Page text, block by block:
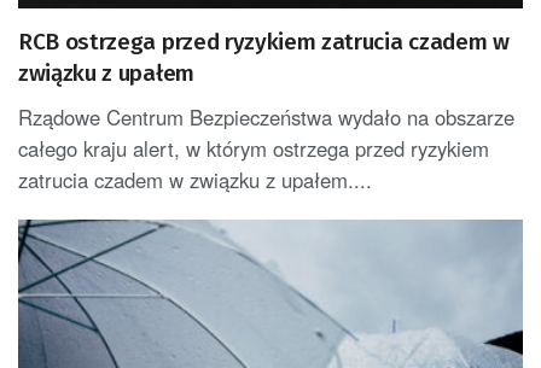
RCB ostrzega przed ryzykiem zatrucia czadem w
związku z upałem
Rządowe Centrum Bezpieczeństwa wydało na obszarze
całego kraju alert, w którym ostrzega przed ryzykiem
zatrucia czadem w związku z upałem....